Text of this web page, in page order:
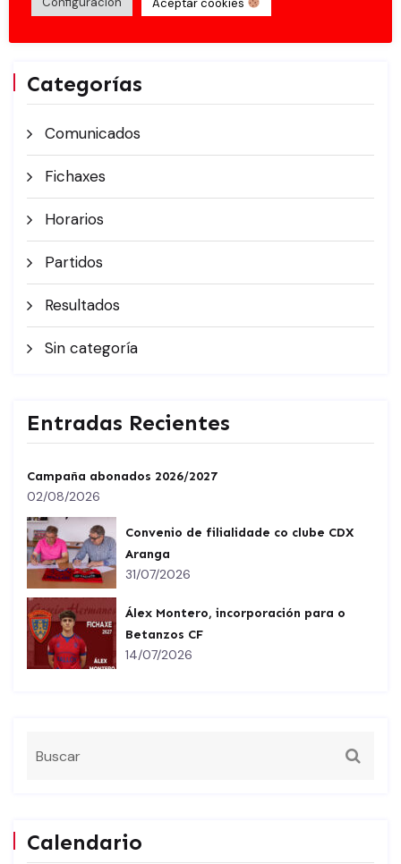
Categorías
Comunicados
Fichaxes
Horarios
Partidos
Resultados
Sin categoría
Entradas Recientes
Campaña abonados 2026/2027
02/08/2026
Convenio de filialidade co clube CDX
Aranga
31/07/2026
Álex Montero, incorporación para o
Betanzos CF
14/07/2026
Calendario